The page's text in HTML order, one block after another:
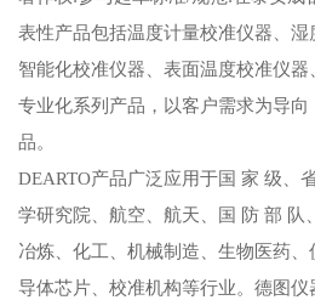
表性产品包括温度计量校准仪器、
智能化校准仪器、表面温度校准仪
专业化系列产品，以客户需求为导
品。
DEARTO产品广泛应用于国 家 级、
学研究院、航空、航天、国 防 部 队
冶炼、化工、机械制造、生物医药
导体芯片、校准机构等行业。德图